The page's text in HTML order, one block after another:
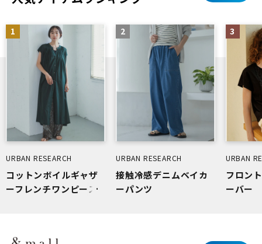
1
URBAN RESEARCH
コットンボイルギャザ
ーフレンチワンピース
2
URBAN RESEARCH
接触冷感デニムベイカ
ーパンツ
3
URBAN
フロン
ーバー